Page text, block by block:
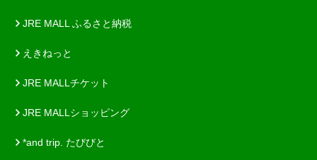
JRE MALL ふるさと納税
えきねっと
JRE MALLチケット
JRE MALLショッピング
*and trip. たびびと